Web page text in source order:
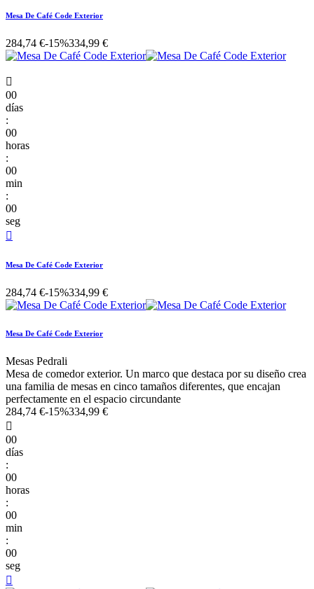
Mesa De Café Code Exterior
284,74 €-15%334,99 €

00
días
:
00
horas
:
00
min
:
00
seg

Mesa De Café Code Exterior
284,74 €-15%334,99 €
Mesa De Café Code Exterior
Mesas Pedrali
Mesa de comedor exterior. Un marco que destaca por su diseño crea
una familia de mesas en cinco tamaños diferentes, que encajan
perfectamente en el espacio circundante
284,74 €-15%334,99 €

00
días
:
00
horas
:
00
min
:
00
seg
